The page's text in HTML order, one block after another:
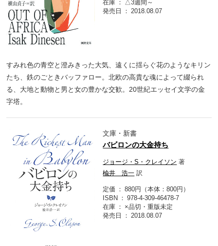
在庫
△3週間～
発売日
2018.08.07
すみれ色の青空と澄みきった大気、遠くに揺らぐ花のようなキリン
たち、鉄のごときバッファロー。北欧の高貴な魂によって綴られ
る、大地と動物と男と女の豊かな交歓。20世紀エッセイ文学の金
字塔。
文庫・新書
バビロンの大金持ち
ジョージ・S・クレイソン 著
楡井 浩一 訳
定価
880円（本体：800円）
ISBN
978-4-309-46478-7
在庫
×品切・重版未定
発売日
2018.08.07